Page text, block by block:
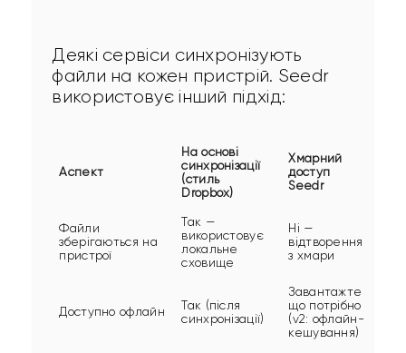
Деякі сервіси синхронізують
файли на кожен пристрій. Seedr
використовує інший підхід:
Аспект
На основі
синхронізації
(стиль
Dropbox)
Хмарний
доступ
Seedr
Файли
зберігаються на
пристрої
Так —
використовує
локальне
сховище
Ні —
відтворення
з хмари
Доступно офлайн
Так (після
синхронізації)
Завантажте
що потрібно
(v2: офлайн-
кешування)